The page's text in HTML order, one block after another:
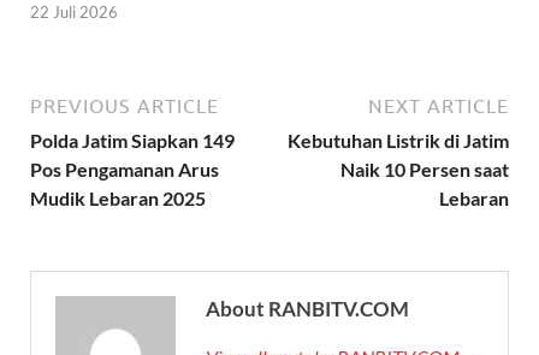
22 Juli 2026
PREVIOUS ARTICLE
Polda Jatim Siapkan 149
Pos Pengamanan Arus
Mudik Lebaran 2025
NEXT ARTICLE
Kebutuhan Listrik di Jatim
Naik 10 Persen saat
Lebaran
About RANBITV.COM